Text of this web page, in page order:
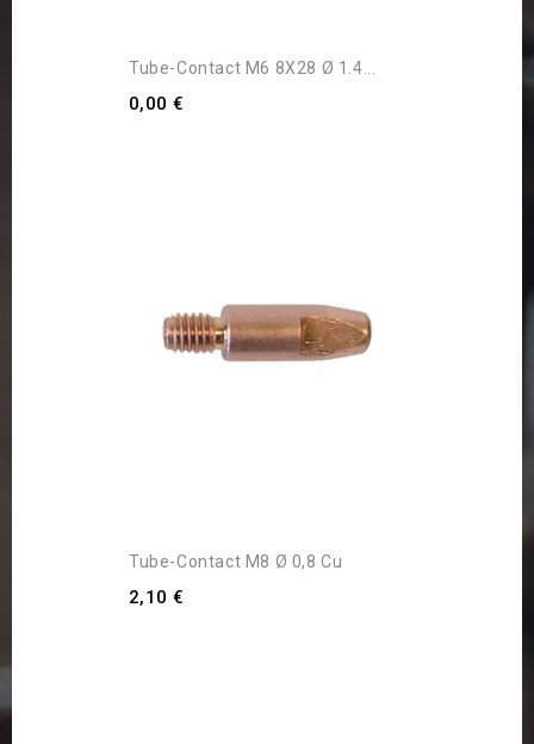
Tube-Contact M6 8X28 Ø 1.4...
0,00 €
Tube-Contact M8 Ø 0,8 Cu
2,10 €